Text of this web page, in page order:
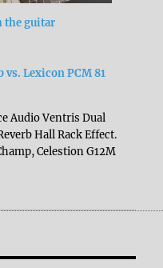
the guitar
vs. Lexicon PCM 81
Audio Ventris Dual
Hall Rack Effect.
Celestion G12M